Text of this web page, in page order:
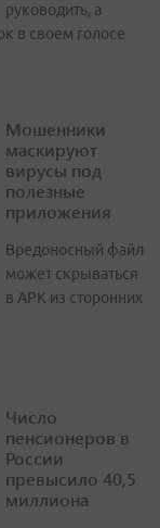
руководить, а
в своем голосе
Мошенники
маскируют
вирусы под
полезные
приложения
Вредоносный файл
может скрываться
в APK из сторонних
Число
пенсионеров в
России
превысило 40,5
миллиона